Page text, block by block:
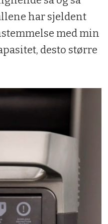
har sjeldent
med min
desto større